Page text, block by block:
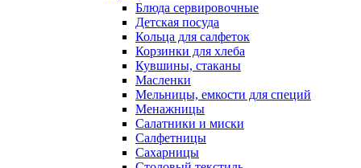
Блюда сервировочные
Детская посуда
Кольца для салфеток
Корзинки для хлеба
Кувшины, стаканы
Масленки
Мельницы, емкости для специй
Менажницы
Салатники и миски
Салфетницы
Сахарницы